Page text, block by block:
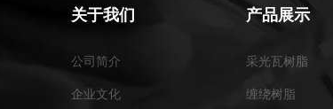
关于我们
公司简介
企业文化
产品展示
采光瓦树脂
缠绕树脂